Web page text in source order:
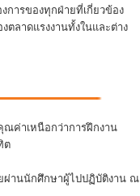
การของทุกฝ่ายที่เกี่ยวข้อง
ลาดแรงงานทั้งในและต่าง
ค่าเหนือกว่าการฝึกงาน
ต
ผ่านนักศึกษาผู้ไปปฏิบัติงาน ณ